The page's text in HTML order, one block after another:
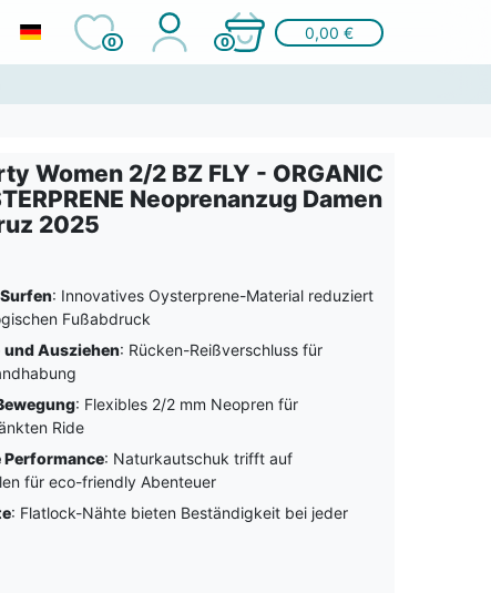
0 0
0,00 €
Women 2/2 BZ FLY - ORGANIC
Neoprenanzug Damen
2025
: Innovatives Oysterprene-Material reduziert
Fußabdruck
Ausziehen: Rücken-Reißverschluss für
: Flexibles 2/2 mm Neopren für
Ride
: Naturkautschuk trifft auf
für eco-friendly Abenteuer
: Flatlock-Nähte bieten Beständigkeit bei jeder